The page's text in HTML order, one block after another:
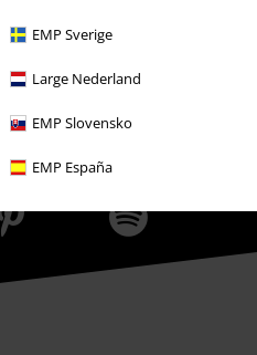
EMP Sverige
Large Nederland
EMP Slovensko
EMP España